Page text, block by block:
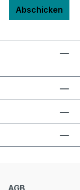
Abschicken
AGB